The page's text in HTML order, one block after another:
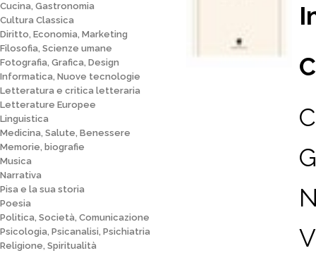
Cucina, Gastronomia
Cultura Classica
Diritto, Economia, Marketing
Filosofia, Scienze umane
Fotografia, Grafica, Design
Informatica, Nuove tecnologie
Letteratura e critica letteraria
Letterature Europee
Linguistica
Medicina, Salute, Benessere
Memorie, biografie
Musica
Narrativa
Pisa e la sua storia
Poesia
Politica, Società, Comunicazione
Psicologia, Psicanalisi, Psichiatria
Religione, Spiritualità